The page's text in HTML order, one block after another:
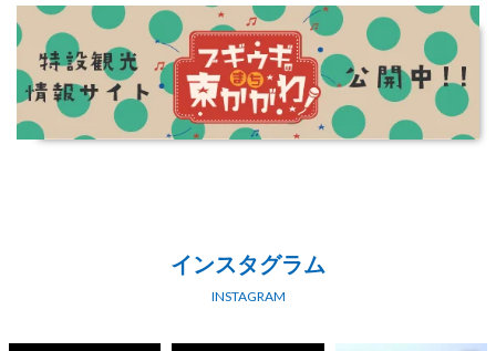
インスタグラム
INSTAGRAM